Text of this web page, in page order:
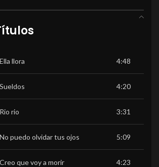
Ella llora 4:48
Sueldos 4:20
Rio rio 3:31
No puedo olvidar tus ojos 5:09
Creo que voy a morir 4:23